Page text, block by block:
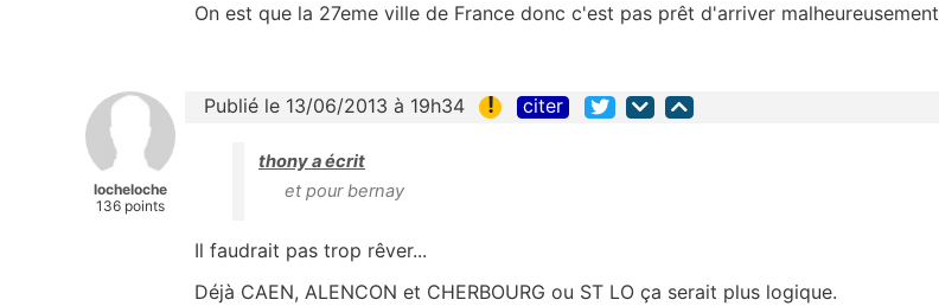
On est que la 27eme ville de France donc c'est pas prêt d'arriver malheureusement
locheloche
136 points
Publié le 13/06/2013 à 19h34 ! citer
thony a écrit
et pour bernay
Il faudrait pas trop rêver...
Déjà CAEN, ALENCON et CHERBOURG ou ST LO ça serait plus logique.